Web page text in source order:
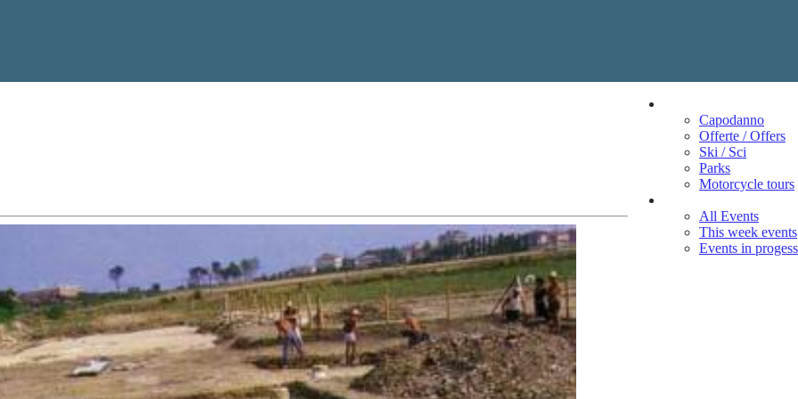
Capodanno
Offerte / Offers
Ski / Sci
Parks
Motorcycle tours
All Events
This week events
Events in progess